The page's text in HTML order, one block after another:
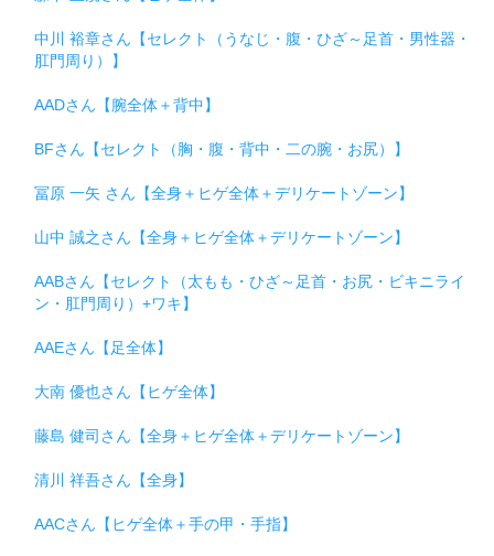
中川 裕章さん【セレクト（うなじ・腹・ひざ～足首・男性器・
肛門周り）】
AADさん【腕全体＋背中】
BFさん【セレクト（胸・腹・背中・二の腕・お尻）】
冨原 一矢 さん【全身＋ヒゲ全体＋デリケートゾーン】
山中 誠之さん【全身＋ヒゲ全体＋デリケートゾーン】
AABさん【セレクト（太もも・ひざ～足首・お尻・ビキニライ
ン・肛門周り）+ワキ】
AAEさん【足全体】
大南 優也さん【ヒゲ全体】
藤島 健司さん【全身＋ヒゲ全体＋デリケートゾーン】
清川 祥吾さん【全身】
AACさん【ヒゲ全体＋手の甲・手指】